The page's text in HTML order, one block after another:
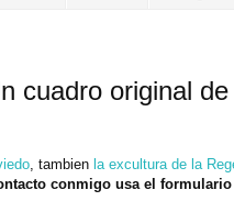
cuadro original de
, tambien la excultura de la
conmigo usa el